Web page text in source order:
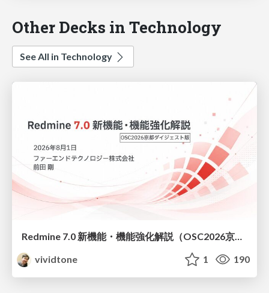
Other Decks in Technology
See All in Technology
vividtone
1 190